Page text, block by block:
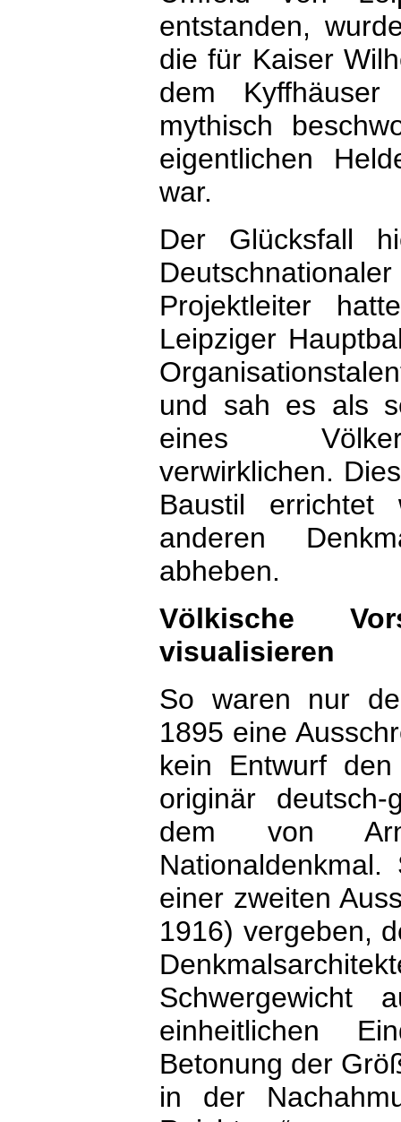
entstanden,
die für Kaiser
dem
mythisch
eigentlichen
war.
Der Glücksfall
Projektleiter
Leipziger
und sah es als
eines
verwirklichen.
Baustil
anderen
abheben.
Völkische
visualisieren
So waren nur
1895 eine
kein Entwurf
originär deutsch-
dem von
einer zweiten
1916) vergeben,
Schwergewicht
einheitlichen
Betonung der
in der